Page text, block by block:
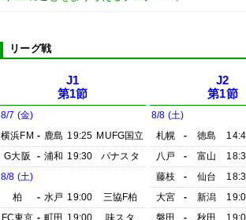
リーグ戦
J1
第1節
8/7 (金)
横浜FM - 鹿島 19:25 MUFG国立
G大阪
- 浦和 19:30
パナスタ
8/8 (土)
柏
- 水戸 19:00
三協F柏
FC東京 - 町田 19:00
味スタ
J2
第1節
8/8 (土)
札幌
- 徳島
八戸
- 富山
藤枝
- 仙台
大宮
- 新潟
磐田
- 秋田